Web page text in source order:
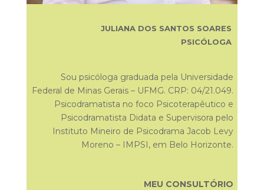
JULIANA DOS SANTOS SOARES
PSICÓLOGA
Sou psicóloga graduada pela Universidade
Federal de Minas Gerais – UFMG. CRP: 04/21.049.
Psicodramatista no foco Psicoterapêutico e
Psicodramatista Didata e Supervisora pelo
Instituto Mineiro de Psicodrama Jacob Levy
Moreno – IMPSI, em Belo Horizonte.
MEU CONSULTÓRIO